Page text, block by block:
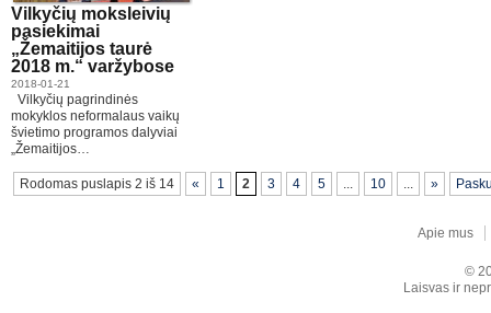
Vilkyčių moksleivių
pasiekimai
„Žemaitijos taurė
2018 m.“ varžybose
2018-01-21
Vilkyčių pagrindinės
mokyklos neformalaus vaikų
švietimo programos dalyviai
„Žemaitijos…
Rodomas puslapis 2 iš 14 « 1 2 3 4 5 ... 10 ... »
Apie mus
©
Laisvas ir